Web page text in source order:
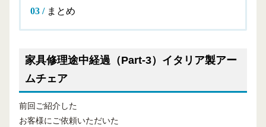
まとめ
家具修理途中経過（Part-3）イタリア製アー
ムチェア
前回ご紹介した
お客様にご依頼いただいた